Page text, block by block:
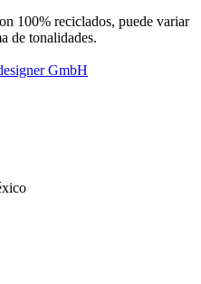
100% reciclados, puede variar
de tonalidades.
GmbH